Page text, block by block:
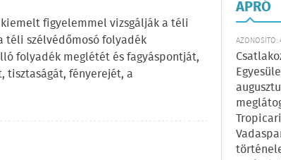
figyelemmel vizsgálják a téli
téli szélvédőmosó folyadék
folyadék meglétét és fagyáspontját,
tisztaságát, fényerejét, a
APRÓ
AZONOSÍTÓ: